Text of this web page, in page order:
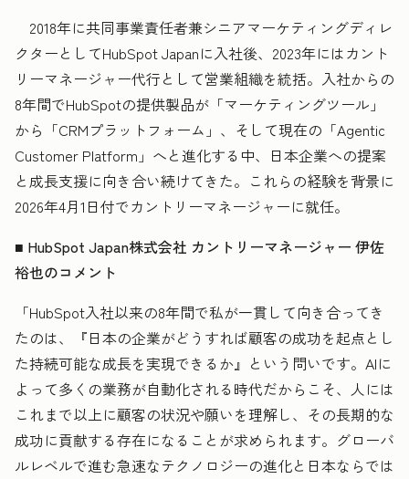
2018年に共同事業責任者兼シニアマーケティングディレ
クターとしてHubSpot Japanに入社後、2023年にはカント
リーマネージャー代行として営業組織を統括。入社からの
8年間でHubSpotの提供製品が「マーケティングツール」
から「CRMプラットフォーム」、そして現在の「Agentic
Customer Platform」へと進化する中、日本企業への提案
と成長支援に向き合い続けてきた。これらの経験を背景に
2026年4月1日付でカントリーマネージャーに就任。
■ HubSpot Japan株式会社 カントリーマネージャー 伊佐
裕也のコメント
「HubSpot入社以来の8年間で私が一貫して向き合ってき
たのは、『日本の企業がどうすれば顧客の成功を起点とし
た持続可能な成長を実現できるか』という問いです。AIに
よって多くの業務が自動化される時代だからこそ、人には
これまで以上に顧客の状況や願いを理解し、その長期的な
成功に貢献する存在になることが求められます。グローバ
ルレベルで進む急速なテクノロジーの進化と日本ならでは